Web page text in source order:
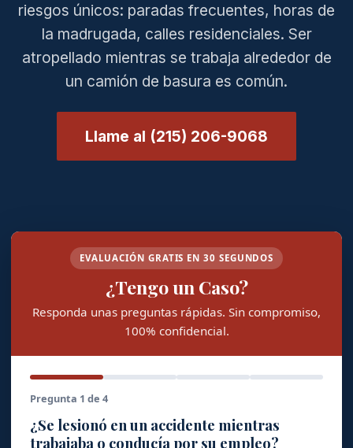
riesgos únicos: paradas frecuentes, horas de
la madrugada, calles residenciales. Ser
atropellado mientras se trabaja alrededor de
un camión de basura es común.
Llame al (215) 206-9068
EVALUACIÓN GRATIS EN 30 SEGUNDOS
¿Tengo un Caso?
Responda unas preguntas rápidas. Sin compromiso,
100% confidencial.
Pregunta 1 de 4
¿Se lesionó en un accidente mientras
trabajaba o conducía por su empleo?